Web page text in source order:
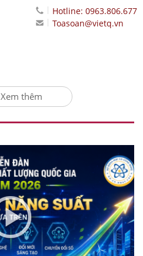
Hotline: 0963.806.677
Toasoan@vietq.vn
Xem thêm